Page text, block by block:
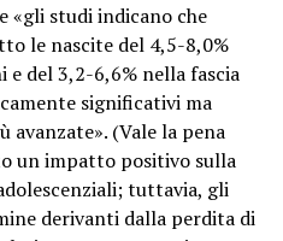
«gli studi indicano che
le nascite del 4,5-8,0%
e del 3,2-6,6% nella fascia
significativi ma
avanzate». (Vale la pena
un impatto positivo sulla
tuttavia, gli
derivanti dalla perdita di